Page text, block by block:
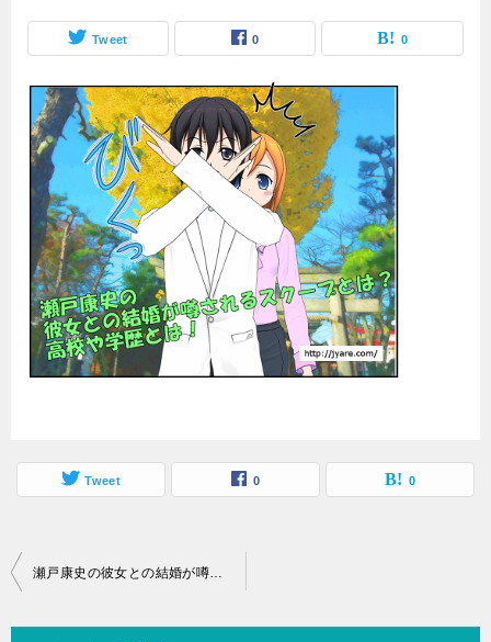
Tweet 0 0
Tweet 0 0
投
瀬戸康史の彼女との結婚が噂されるスクープとは？高校や学歴とは！